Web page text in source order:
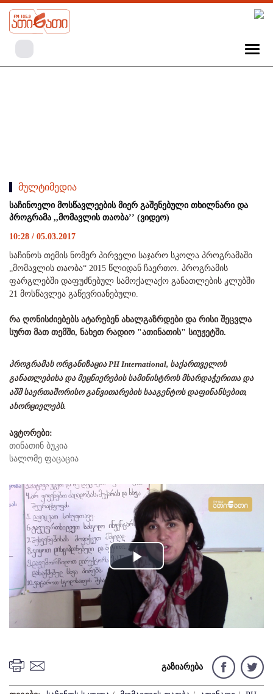
მულტიმედია
საჩინოელი მოსწავლეების მიერ გაშენებული თხილნარი და
პროგრამა ,,მომავლის თაობა’’ (ვიდეო)
10:28 / 05.03.2017
საჩინოს თემის ნომერ პირველი საჯარო სკოლა პროგრამაში
„მომავლის თაობა“ 2015 წლიდან ჩაერთო. პროგრამის
ფარგლებში დაფუძნებულ სამოქალაქო განათლების კლუბში
21 მოსწავლეა გაწევრიანებული.
რა ღონისძიებებს ატარებენ ახალგაზრდები და რისი შეცვლა
სურთ მათ თემში, ნახეთ რადიო "ათინათის" სიუჟეტში.
პროგრამას ორგანიზაცია PH International, საქართველოს
განათლებისა და მეცნიერების სამინისტროს მხარდაჭერითა და
აშშ საერთაშორისო განვითარების სააგენტოს დაფინანსებით,
ახორციელებს.
ავტორები:
თინათინ ბუკია
სალომე ფაცაცია
Play
Video
გაზიარება